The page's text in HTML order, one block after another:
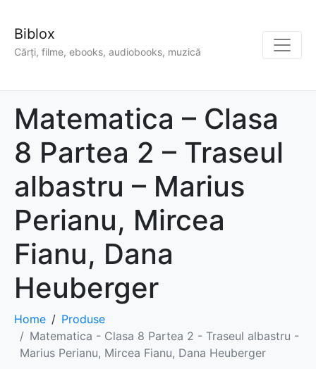
Biblox
Cărți, filme, ebooks, audiobooks, muzică
Matematica – Clasa
8 Partea 2 – Traseul
albastru – Marius
Perianu, Mircea
Fianu, Dana
Heuberger
Home
Produse
Matematica - Clasa 8 Partea 2 - Traseul albastru -
Marius Perianu, Mircea Fianu, Dana Heuberger